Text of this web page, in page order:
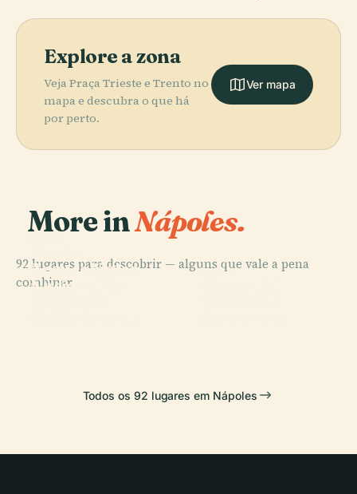
Explore a zona
Veja Praça Trieste e Trento no
mapa e descubra o que há
por perto.
Ver mapa
More inNápoles.
92 lugares para descobrir — alguns que vale a pena
combinar.
Arqueológico
Nacional de
PLACE
PLACE
Todos os 92 lugares em Nápoles